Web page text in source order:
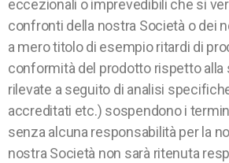
eccezionali o imprevedibili che si
confronti della nostra Società o dei
a mero titolo di esempio ritardi di
conformità del prodotto rispetto alla
rilevate a seguito di analisi
accreditati etc.) sospendono i
senza alcuna responsabilità per la
nostra Società non sarà ritenuta